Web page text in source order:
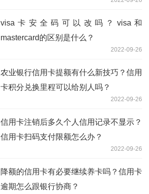
visa卡安全码可以改吗？visa和
mastercard的区别是什么？
2022-09-26
农业银行信用卡提额有什么新技巧？信用
卡积分兑换里程可以给别人吗？
2022-09-26
信用卡注销后多久个人信用记录不显示？
信用卡扫码支付限额怎么办？
2022-09-26
降额的信用卡有必要继续养卡吗？信用卡
逾期怎么跟银行协商？